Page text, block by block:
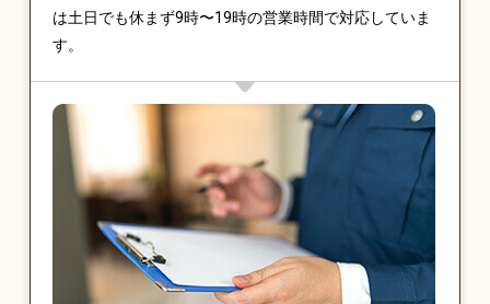
は土日でも休まず9時〜19時の営業時間で対応していま
す。